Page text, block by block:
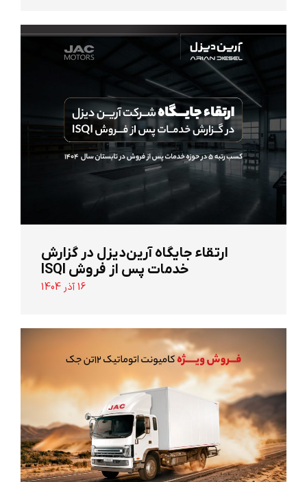
ارتقاء جایگاه آرین‌دیزل در گزارش
خدمات پس از فروش ISQI
16 آذر 1404